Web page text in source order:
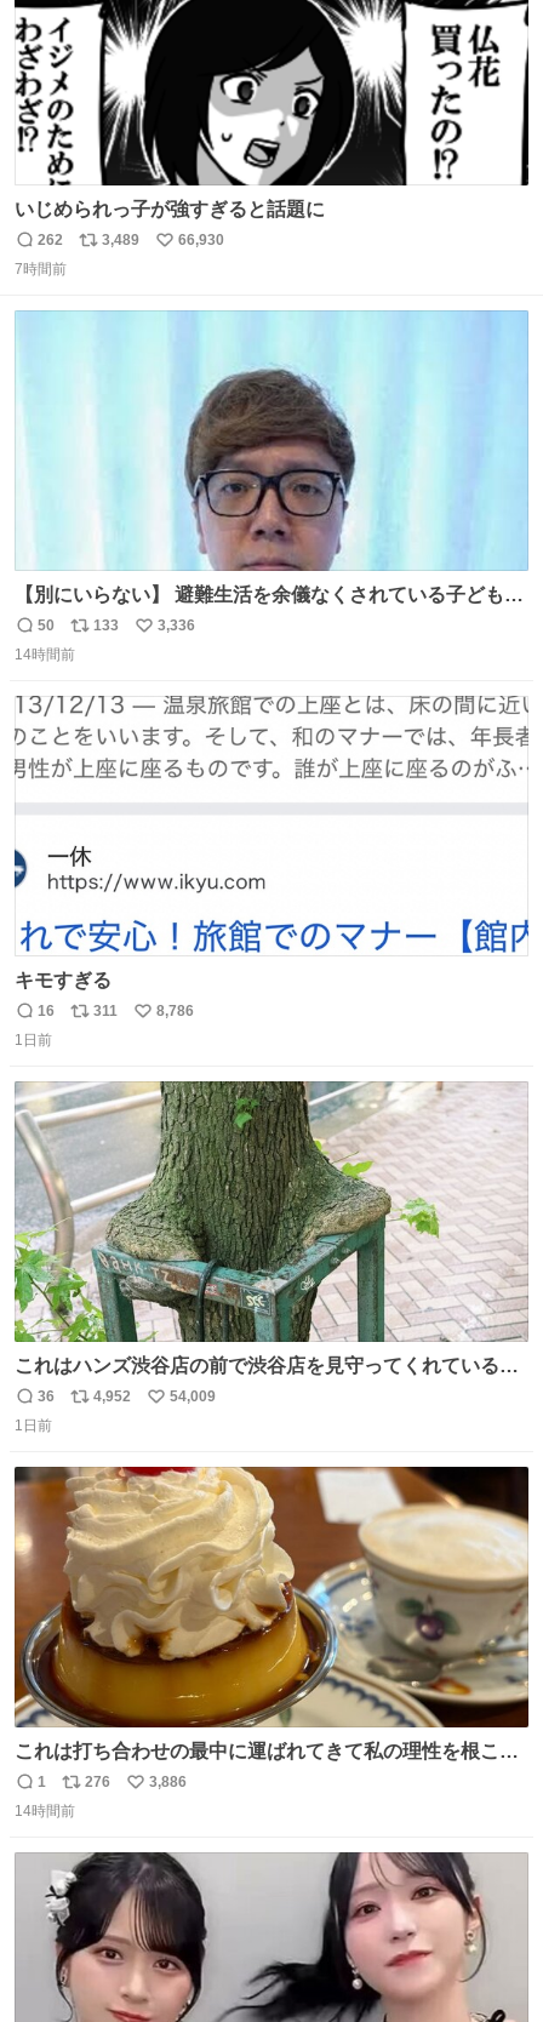
いじめられっ子が強すぎると話題に
返
信
262
リ
3,489
い
66,930
7時間前
【別にいらない】 避難生活を余儀なくされている子どもた
ちのためにヒカキンボックス1000個を寄付させていただき
ました
返
信
50
リ
ポ
ト
数
133
い
数
3,336
14時間前
キモすぎる
返
信
16
リ
ト
数
311
い
数
8,786
1日前
これはハンズ渋谷店の前で渋谷店を見守ってくれている
「くつろ木」。
返
信
36
リ
ト
数
4,952
い
数
54,009
1日前
これは打ち合わせの最中に運ばれてきて私の理性を根こそ
ぎ奪い去ったプリンの写真です。
返
信
1
リ
ポ
ト
数
276
い
数
3,886
14時間前